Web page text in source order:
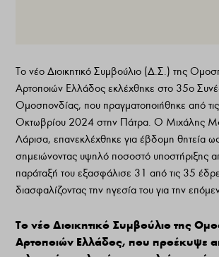
Το νέο Διοικητικό Συμβούλιο (Δ.Σ.) της
Αρτοποιών Ελλάδος εκλέχθηκε στο 35ο
Ομοσπονδίας, που πραγματοποιήθηκε από
Οκτωβρίου 2024 στην Πάτρα. Ο Μιχάλης
Λάρισα, επανεκλέχθηκε για έβδομη θητεία
σημειώνοντας υψηλό ποσοστό υποστήριξης
παράταξή του εξασφάλισε 31 από τις 35
διασφαλίζοντας την ηγεσία του για την
Το νέο Διοικητικό Συμβούλιο της
Αρτοποιών Ελλάδος, που προέκυψε